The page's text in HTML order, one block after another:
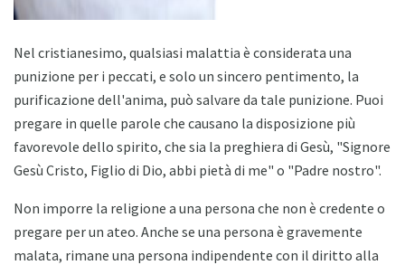
Nel cristianesimo, qualsiasi malattia è considerata una
punizione per i peccati, e solo un sincero pentimento, la
purificazione dell'anima, può salvare da tale punizione. Puoi
pregare in quelle parole che causano la disposizione più
favorevole dello spirito, che sia la preghiera di Gesù, "Signore
Gesù Cristo, Figlio di Dio, abbi pietà di me" o "Padre nostro".
Non imporre la religione a una persona che non è credente o
pregare per un ateo. Anche se una persona è gravemente
malata, rimane una persona indipendente con il diritto alla